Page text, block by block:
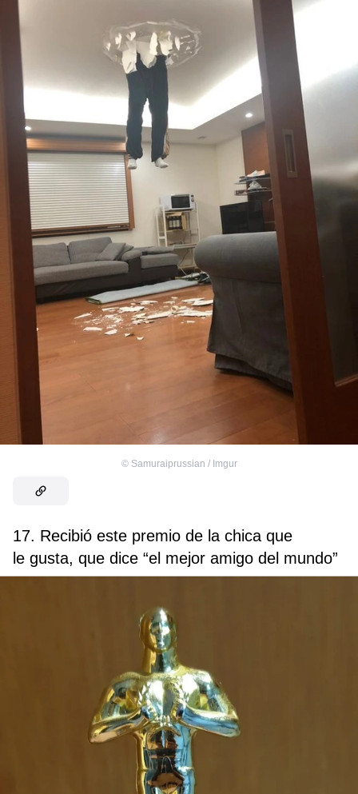
© Samuraiprussian / Imgur
17. Recibió este premio de la chica que
le gusta, que dice “el mejor amigo del mundo”